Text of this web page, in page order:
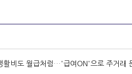
처럼…'급여ON'으로 주거래 문턱 낮춰 [은행권 머니무브